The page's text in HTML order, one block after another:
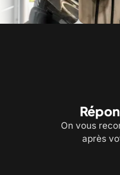
On vous
après